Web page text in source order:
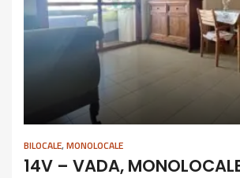
BILOCALE,MONOLOCALE